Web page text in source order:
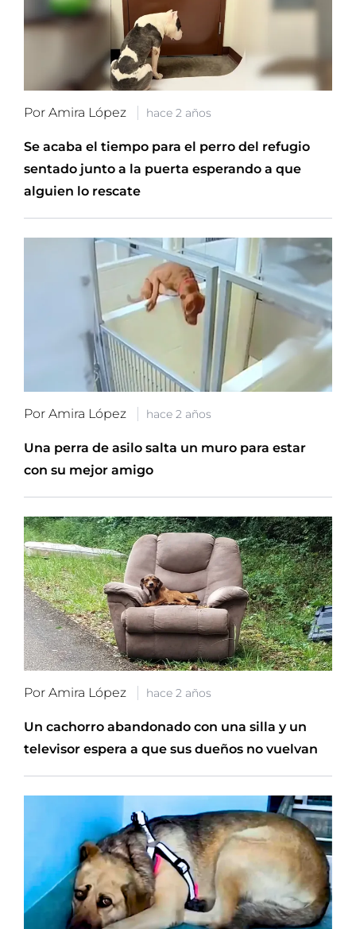
Por Amira López hace 2 años
Se acaba el tiempo para el perro del refugio
sentado junto a la puerta esperando a que
alguien lo rescate
Por Amira López hace 2 años
Una perra de asilo salta un muro para estar
con su mejor amigo
Por Amira López hace 2 años
Un cachorro abandonado con una silla y un
televisor espera a que sus dueños no vuelvan